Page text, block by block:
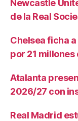
Newcastle
de la Real
Chelsea ficha
por 21
Atalanta
2026/27 con
Real Madrid